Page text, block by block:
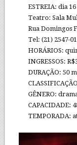
ESTREIA: dia
Teatro: Sala
Rua Domingos
Tel: (21) 2547-
HORÁRIOS:
INGRESSOS:
DURAÇÃO: 50
GÊNERO:
CAPACIDADE:
TEMPORADA: